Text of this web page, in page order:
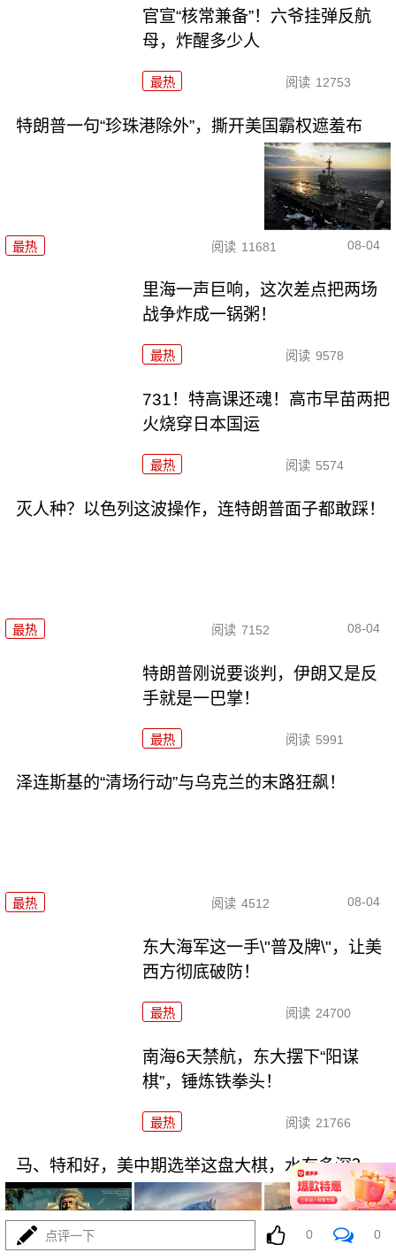
官宣“核常兼备”！六爷挂弹反航
母，炸醒多少人
最热 阅读 12753
特朗普一句“珍珠港除外”，撕开美国霸权遮羞布
最热 阅读 11681 08-04
里海一声巨响，这次差点把两场
战争炸成一锅粥！
最热 阅读 9578
731！特高课还魂！高市早苗两把
火烧穿日本国运
最热 阅读 5574
灭人种？以色列这波操作，连特朗普面子都敢踩！
最热 阅读 7152 08-04
特朗普刚说要谈判，伊朗又是反
手就是一巴掌！
最热 阅读 5991
泽连斯基的“清场行动”与乌克兰的末路狂飙！
最热 阅读 4512 08-04
东大海军这一手\"普及牌\"，让美
西方彻底破防！
最热 阅读 24700
南海6天禁航，东大摆下“阳谋
棋”，锤炼铁拳头！
最热 阅读 21766
马、特和好，美中期选举这盘大棋，水有多深？
点评一下 0 0